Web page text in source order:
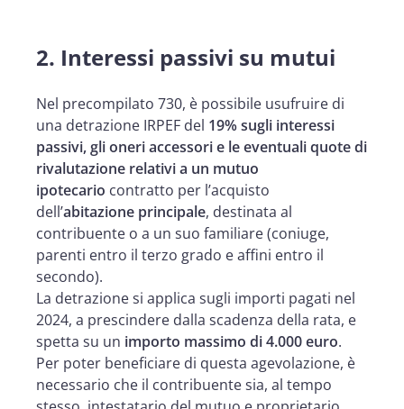
2. Interessi passivi su mutui
Nel precompilato 730, è possibile usufruire di
una detrazione IRPEF del 19% sugli interessi
passivi, gli oneri accessori e le eventuali quote di
rivalutazione relativi a un mutuo
ipotecario contratto per l’acquisto
dell’abitazione principale, destinata al
contribuente o a un suo familiare (coniuge,
parenti entro il terzo grado e affini entro il
secondo).
La detrazione si applica sugli importi pagati nel
2024, a prescindere dalla scadenza della rata, e
spetta su un importo massimo di 4.000 euro.
Per poter beneficiare di questa agevolazione, è
necessario che il contribuente sia, al tempo